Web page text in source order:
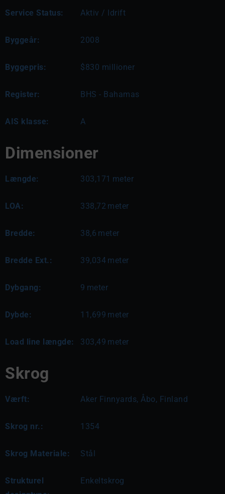
Service Status: Aktiv / Idrift
Byggeår: 2008
Byggepris: $830 millioner
Register: BHS - Bahamas
AIS klasse: A
Dimensioner
Længde: 303,171 meter
LOA: 338,72 meter
Bredde: 38,6 meter
Bredde Ext.: 39,034 meter
Dybgang: 9 meter
Dybde: 11,699 meter
Load line længde: 303,49 meter
Skrog
Værft: Aker Finnyards, Åbo, Finland
Skrog nr.: 1354
Skrog Materiale: Stål
Strukturel
Enkeltskrog